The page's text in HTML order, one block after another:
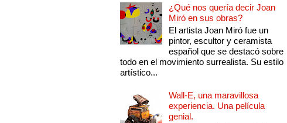
¿Qué nos quería decir Joan
Miró en sus obras?
El artista Joan Miró fue un
pintor, escultor y ceramista
español que se destacó sobre
todo en el movimiento surrealista. Su estilo
artístico...
Wall-E, una maravillosa
experiencia. Una película
genial.